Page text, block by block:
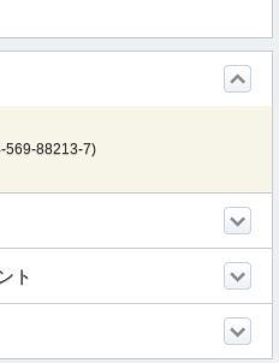
569-88213-7)
ト